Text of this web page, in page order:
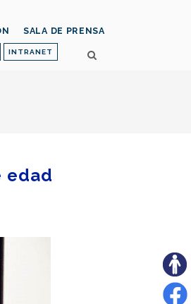
INTRANET
SALA DE PRENSA
edad